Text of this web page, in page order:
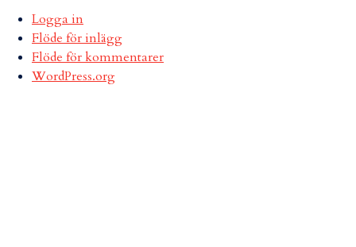
Logga in
Flöde för inlägg
Flöde för kommentarer
WordPress.org